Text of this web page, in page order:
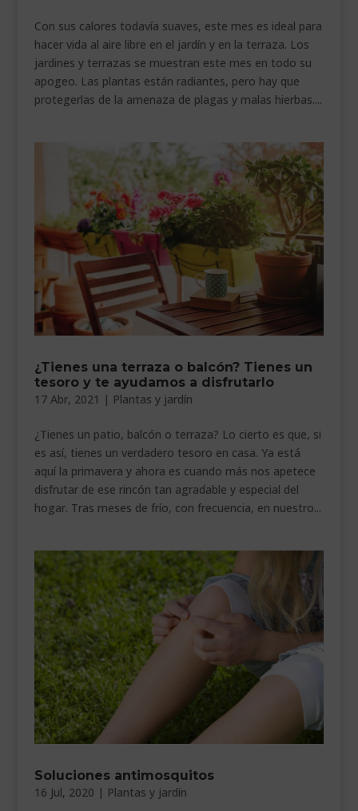
Con sus calores todavía suaves, este mes es ideal para
hacer vida al aire libre en el jardín y en la terraza. Los
jardines y terrazas se muestran este mes en todo su
apogeo. Las plantas están radiantes, pero hay que
protegerlas de la amenaza de plagas y malas hierbas....
¿Tienes una terraza o balcón? Tienes un
tesoro y te ayudamos a disfrutarlo
17 Abr, 2021 | Plantas y jardín
¿Tienes un patio, balcón o terraza? Lo cierto es que, si
es así, tienes un verdadero tesoro en casa. Ya está
aquí la primavera y ahora es cuando más nos apetece
disfrutar de ese rincón tan agradable y especial del
hogar. Tras meses de frío, con frecuencia, en nuestro...
Soluciones antimosquitos
16 Jul, 2020 | Plantas y jardín